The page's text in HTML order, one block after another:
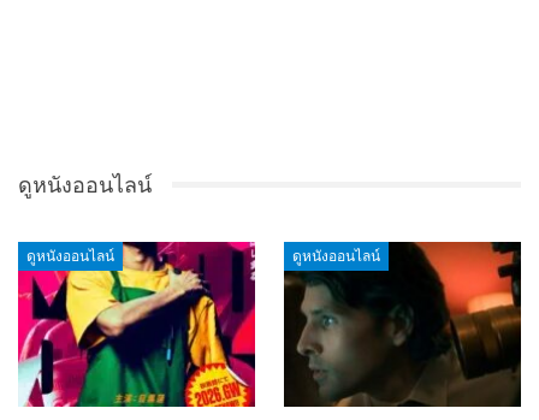
ดูหนังออนไลน์
ดูหนังออนไลน์ ดูหนังออนไลน์